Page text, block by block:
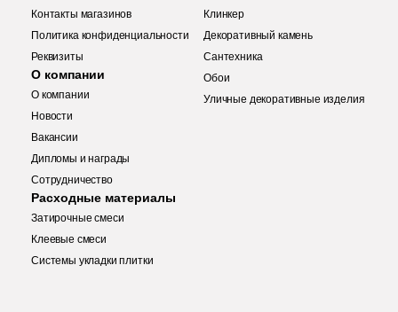
Купить в 1 клик
Количество
Заявка на бесплатный 3D дизайн
Обратная связь
Контакты магазинов
Политика конфиденциальности
Реквизиты
О компании
О компании
Новости
Вакансии
Дипломы и награды
Сотрудничество
Расходные материалы
Затирочные смеси
Клеевые смеси
Системы укладки плитки
Клинкер
Декоративный камень
Сантехника
Обои
Уличные декоративные изделия